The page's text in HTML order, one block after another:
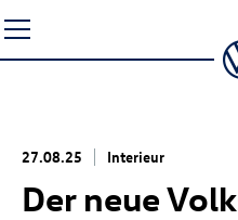
Seiteninhalt
springen
27.08.25 Interieur
Der neue